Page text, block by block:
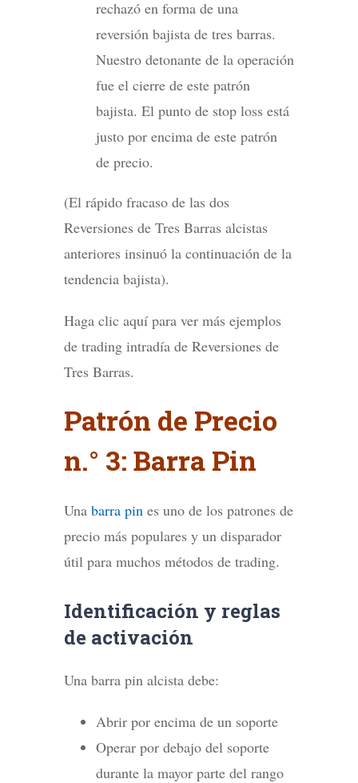
rechazó en forma de una
reversión bajista de tres barras.
Nuestro detonante de la operación
fue el cierre de este patrón
bajista. El punto de stop loss está
justo por encima de este patrón
de precio.
(El rápido fracaso de las dos
Reversiones de Tres Barras alcistas
anteriores insinuó la continuación de la
tendencia bajista).
Haga clic aquí para ver más ejemplos
de trading intradía de Reversiones de
Tres Barras.
Patrón de Precio
n.° 3: Barra Pin
Una barra pin es uno de los patrones de
precio más populares y un disparador
útil para muchos métodos de trading.
Identificación y reglas
de activación
Una barra pin alcista debe:
Abrir por encima de un soporte
Operar por debajo del soporte
durante la mayor parte del rango